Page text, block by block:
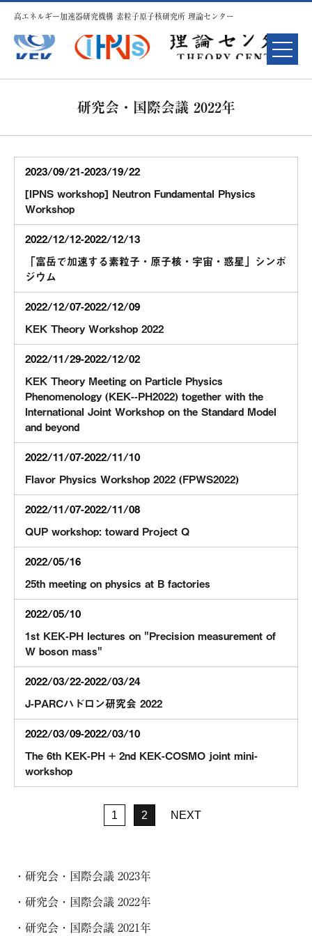
高エネルギー加速器研究機構 素粒子原子核研究所 理論センター
研究会・国際会議 2022年
2023/09/21-2023/19/22
[IPNS workshop] Neutron Fundamental Physics
Workshop
2022/12/12-2022/12/13
「富岳で加速する素粒子・原子核・宇宙・惑星」シンポ
ジウム
2022/12/07-2022/12/09
KEK Theory Workshop 2022
2022/11/29-2022/12/02
KEK Theory Meeting on Particle Physics
Phenomenology (KEK--PH2022) together with the
International Joint Workshop on the Standard Model
and beyond
2022/11/07-2022/11/10
Flavor Physics Workshop 2022 (FPWS2022)
2022/11/07-2022/11/08
QUP workshop: toward Project Q
2022/05/16
25th meeting on physics at B factories
2022/05/10
1st KEK-PH lectures on "Precision measurement of
W boson mass"
2022/03/22-2022/03/24
J-PARCハドロン研究会 2022
2022/03/09-2022/03/10
The 6th KEK-PH + 2nd KEK-COSMO joint mini-
workshop
1 2 NEXT
研究会・国際会議 2023年
研究会・国際会議 2022年
研究会・国際会議 2021年